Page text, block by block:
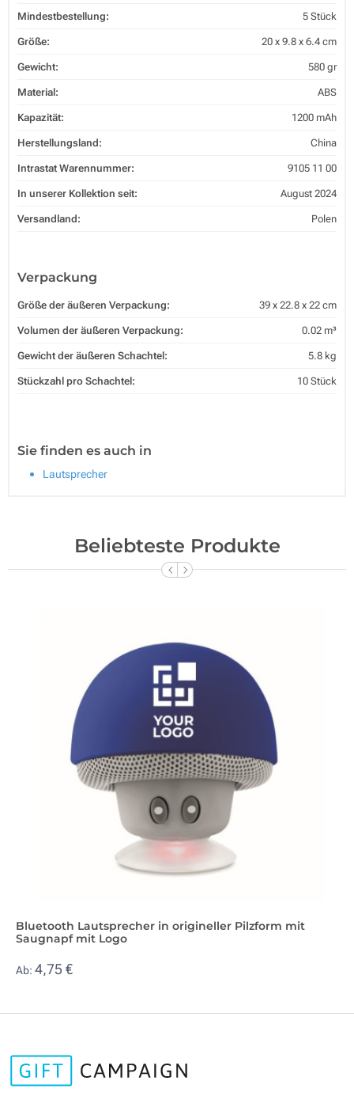
Mindestbestellung: 5 Stück
Größe: 20 x 9.8 x 6.4 cm
Gewicht: 580 gr
Material: ABS
Kapazität: 1200 mAh
Herstellungsland: China
Intrastat Warennummer: 9105 11 00
In unserer Kollektion seit: August 2024
Versandland: Polen
Verpackung
Größe der äußeren Verpackung: 39 x 22.8 x 22 cm
Volumen der äußeren Verpackung: 0.02 m³
Gewicht der äußeren Schachtel: 5.8 kg
Stückzahl pro Schachtel: 10 Stück
Sie finden es auch in
Lautsprecher
Beliebteste Produkte
Bluetooth Lautsprecher in origineller Pilzform mit
Saugnapf mit Logo
Ab: 4,75 €